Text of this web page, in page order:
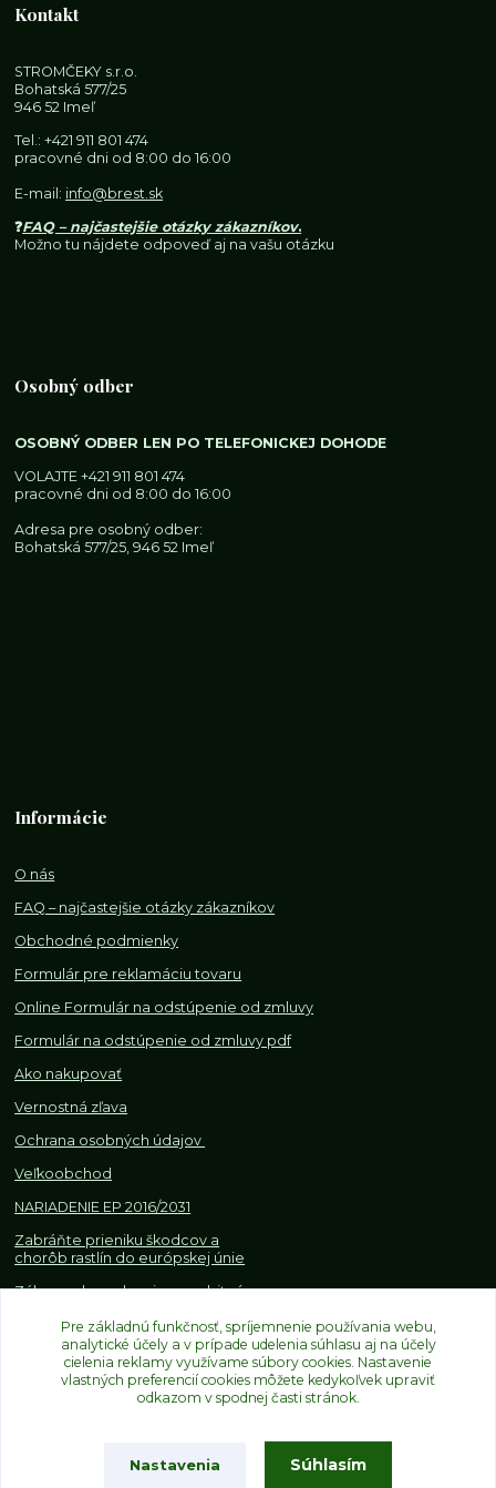
Kontakt
STROMČEKY s.r.o.
Bohatská 577/25
946 52 Imeľ
Tel.:+421 911 801 474
pracovné dni od 8:00 do 16:00
E-mail: info@brest.sk
❓FAQ – najčastejšie otázky zákazníkov.
Možno tu nájdete odpoveď aj na vašu otázku
Osobný odber
OSOBNÝ ODBER LEN PO TELEFONICKEJ DOHODE
VOLAJTE+421 911 801 474
pracovné dni od 8:00 do 16:00
Adresa pre osobný odber:
Bohatská 577/25, 946 52 Imeľ
Informácie
O nás
FAQ – najčastejšie otázky zákazníkov
Obchodné podmienky
Formulár pre reklamáciu tovaru
Online Formulár na odstúpenie od zmluvy
Formulár na odstúpenie od zmluvy pdf
Ako nakupovať
Vernostná zľava
Ochrana osobných údajov
Veľkoobchod
NARIADENIE EP 2016/2031
Zabráňte prieniku škodcov a
chorôb rastlín do európskej únie
Zákazy, obmedzenia a osobitné
obchodovaní s rastlinami
Upravit sběr cookies.
Pre základnú funkčnosť, spríjemnenie používania webu,
analytické účely a v prípade udelenia súhlasu aj na účely
cielenia reklamy využívame súbory cookies. Nastavenie
vlastných preferencií cookies môžete kedykoľvek upraviť
odkazom v spodnej časti stránok.
Nastavenia Súhlasím